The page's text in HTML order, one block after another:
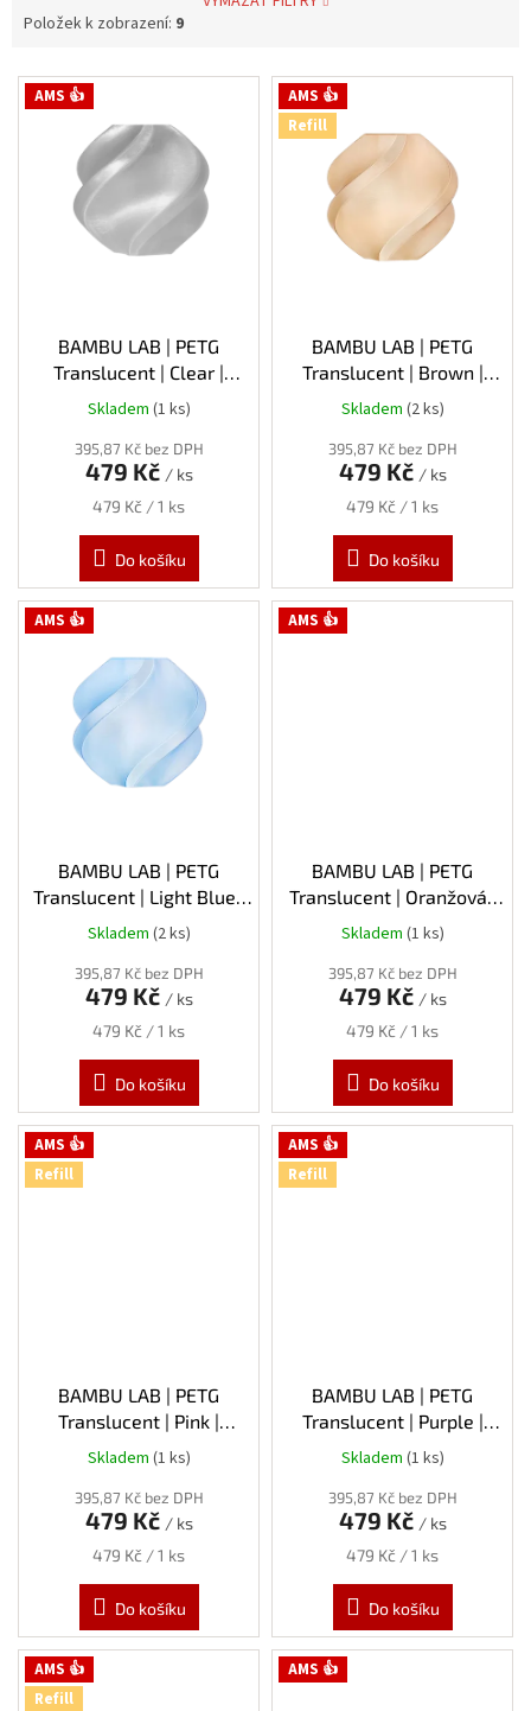
Položek k zobrazení: 9
V AMS 👍
BAMBU LAB | PETG
Translucent | Clear |
1.75mm | 1kg
Skladem (1 ks)
395,87 Kč bez DPH
479 Kč / ks
Měrná
479 Kč / 1 ks
Do košíku
AMS 👍
Refill
BAMBU LAB | PETG
Translucent | Brown |
1.75mm | 1kg | Refill
Skladem (2 ks)
395,87 Kč bez DPH
479 Kč / ks
Měrná
479 Kč / 1 ks
Do košíku
AMS 👍
BAMBU LAB | PETG
Translucent | Light Blue |
1.75mm | 1kg
Skladem (2 ks)
395,87 Kč bez DPH
479 Kč / ks
Měrná
479 Kč / 1 ks
Do košíku
AMS 👍
BAMBU LAB | PETG
Translucent | Oranžová |
1.75mm | 1kg
Skladem (1 ks)
395,87 Kč bez DPH
479 Kč / ks
Měrná
479 Kč / 1 ks
Do košíku
AMS 👍
Refill
BAMBU LAB | PETG
Translucent | Pink |
1.75mm | 1kg | Refill
Skladem (1 ks)
395,87 Kč bez DPH
479 Kč / ks
Měrná
479 Kč / 1 ks
Do košíku
AMS 👍
Refill
BAMBU LAB | PETG
Translucent | Purple |
1.75mm | 1kg | Refill
Skladem (1 ks)
395,87 Kč bez DPH
479 Kč / ks
Měrná
479 Kč / 1 ks
Do košíku
AMS 👍
Refill
AMS 👍